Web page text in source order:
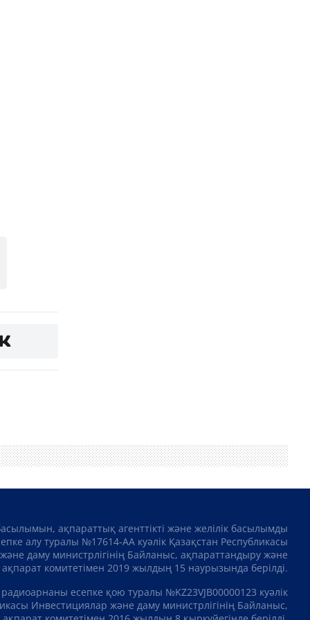
ақпараттық агенттікті және желілік басылымды
алу туралы №17614-АА куәлік Қазақстан Республикасы
даму министрлігінің Байланыс, ақпараттандыру және
ақпарат комитетімен 2019 жылдың 15 наурызында берілді.
есепке қою туралы №KZ23VJB00000123 куәлік
Инвестициялар және даму министрлігінің Байланыс,